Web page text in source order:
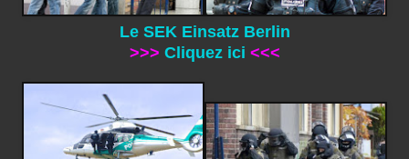
Le SEK Einsatz Berlin
>>> Cliquez ici <<<